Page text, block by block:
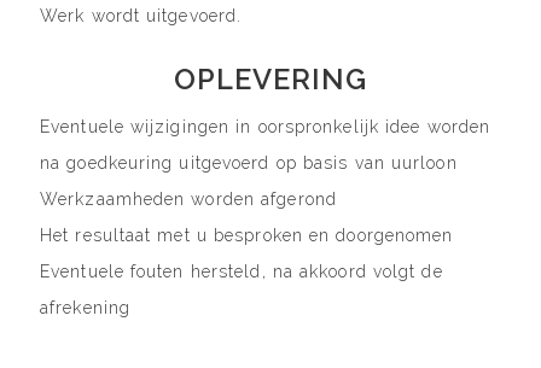
Werk wordt uitgevoerd.
OPLEVERING
Eventuele wijzigingen in oorspronkelijk idee worden
na goedkeuring uitgevoerd op basis van uurloon
Werkzaamheden worden afgerond
Het resultaat met u besproken en doorgenomen
Eventuele fouten hersteld, na akkoord volgt de
afrekening